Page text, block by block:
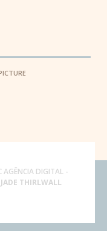
AGÊNCIA DIGITAL-
JADE THIRLWALL